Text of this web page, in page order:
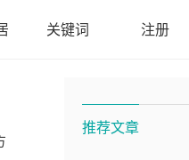
关键词 注册
推荐文章